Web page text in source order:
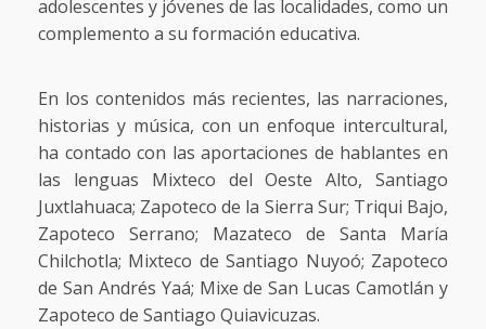
adolescentes y jóvenes de las localidades, como un
complemento a su formación educativa.
En los contenidos más recientes, las narraciones,
historias y música, con un enfoque intercultural,
ha contado con las aportaciones de hablantes en
las lenguas Mixteco del Oeste Alto, Santiago
Juxtlahuaca; Zapoteco de la Sierra Sur; Triqui Bajo,
Zapoteco Serrano; Mazateco de Santa María
Chilchotla; Mixteco de Santiago Nuyoó; Zapoteco
de San Andrés Yaá; Mixe de San Lucas Camotlán y
Zapoteco de Santiago Quiavicuzas.